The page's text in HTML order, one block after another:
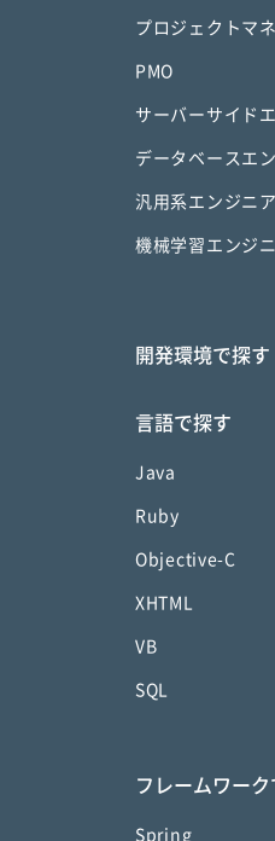
プロジェクトマ
PMO
サーバーサイド
データベースエ
汎用系エンジニア
機械学習エンジ
開発環境で探す
言語で探す
Java
Ruby
Objective-C
XHTML
VB
SQL
フレームワーク
Spring